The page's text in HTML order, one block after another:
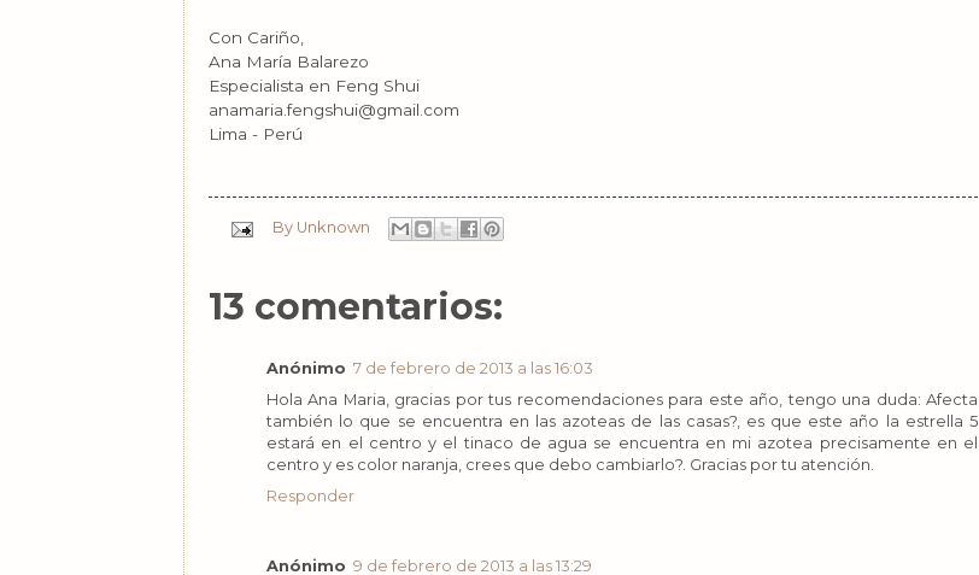
Con Cariño,
Ana María Balarezo
Especialista en Feng Shui
anamaria.fengshui@gmail.com
Lima - Perú
By Unknown
13 comentarios:
Anónimo 7 de febrero de 2013 a las 16:03
Hola Ana Maria, gracias por tus recomendaciones para este año, tengo una duda: Afecta
también lo que se encuentra en las azoteas de las casas?, es que este año la estrella 5
estará en el centro y el tinaco de agua se encuentra en mi azotea precisamente en el
centro y es color naranja, crees que debo cambiarlo?. Gracias por tu atención.
Responder
Anónimo 9 de febrero de 2013 a las 13:29